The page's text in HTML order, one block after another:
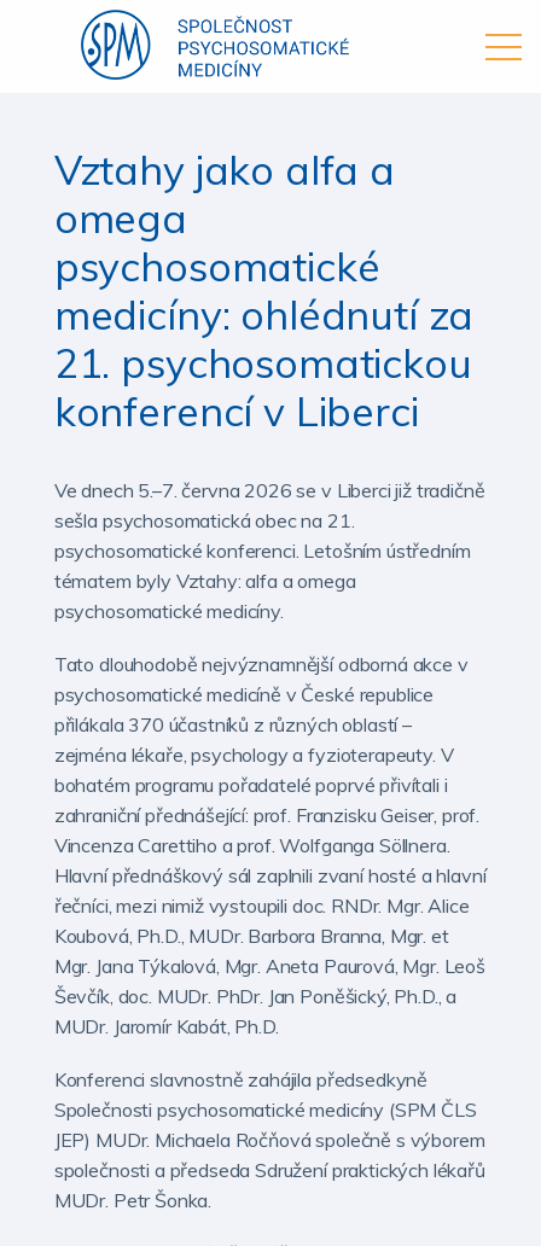
Vztahy jako alfa a
omega
psychosomatické
medicíny: ohlédnutí za
21. psychosomatickou
konferencí v Liberci
Ve dnech 5.–7. června 2026 se v Liberci již tradičně
sešla psychosomatická obec na 21.
psychosomatické konferenci. Letošním ústředním
tématem byly Vztahy: alfa a omega
psychosomatické medicíny.
Tato dlouhodobě nejvýznamnější odborná akce v
psychosomatické medicíně v České republice
přilákala 370 účastníků z různých oblastí –
zejména lékaře, psychology a fyzioterapeuty. V
bohatém programu pořadatelé poprvé přivítali i
zahraniční přednášející: prof. Franzisku Geiser, prof.
Vincenza Carettiho a prof. Wolfganga Söllnera.
Hlavní přednáškový sál zaplnili zvaní hosté a hlavní
řečníci, mezi nimiž vystoupili doc. RNDr. Mgr. Alice
Koubová, Ph.D., MUDr. Barbora Branna, Mgr. et
Mgr. Jana Týkalová, Mgr. Aneta Paurová, Mgr. Leoš
Ševčík, doc. MUDr. PhDr. Jan Poněšický, Ph.D., a
MUDr. Jaromír Kabát, Ph.D.
Konferenci slavnostně zahájila předsedkyně
Společnosti psychosomatické medicíny (SPM ČLS
JEP) MUDr. Michaela Ročňová společně s výborem
společnosti a předseda Sdružení praktických lékařů
MUDr. Petr Šonka.